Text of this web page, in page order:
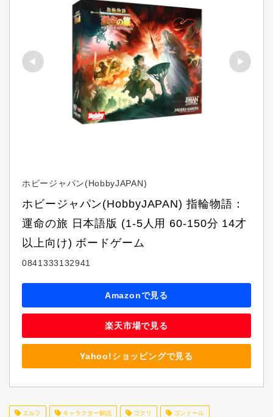
ホビージャパン(HobbyJAPAN)
ホビージャパン(HobbyJAPAN) 指輪物語：
運命の旅 日本語版 (1-5人用 60-150分 14才
以上向け) ボードゲーム
0841333132941
Amazonで見る
楽天市場で見る
Yahoo!ショッピングで見る
エルフ キャラクター解説 ゴクリ ゴンドール